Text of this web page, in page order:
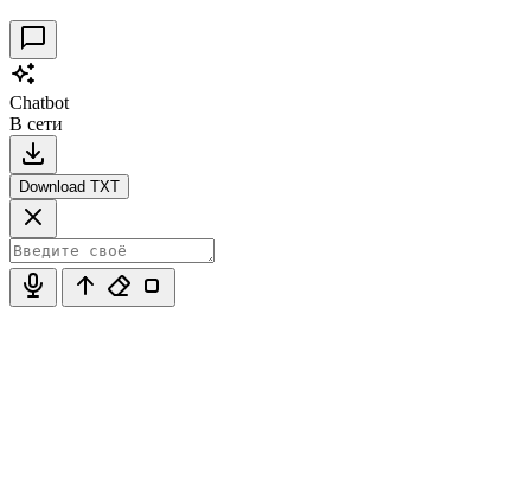
Chatbot
В сети
Download TXT